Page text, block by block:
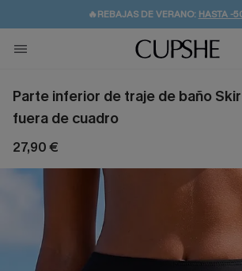
👒PROMOCIÓN DE VERANO:-10% EN 2
💌¡SUSCRIBIRSE & GANAR -10%
🚚ENVÍO GRATUITO A PARTIR DE
Parte inferior de traje de baño
fuera de cuadro
27,90 €